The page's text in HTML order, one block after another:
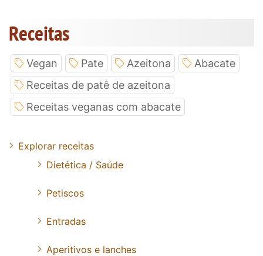
Receitas
Vegan Pate Azeitona
Abacate
Receitas de patê de azeitona
Receitas veganas com abacate
Explorar receitas
Dietética / Saúde
Petiscos
Entradas
Aperitivos e lanches